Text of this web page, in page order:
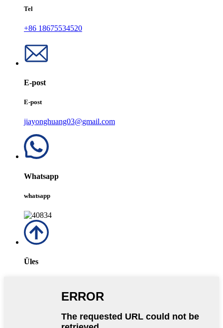
Tel
+86 18675534520
E-post
E-post
jiayonghuang03@gmail.com
Whatsapp
whatsapp
Üles